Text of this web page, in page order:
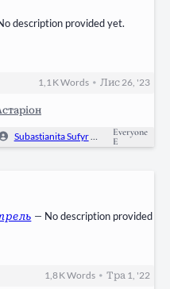
description provided yet.
1,1 KWords •Лис 26, '23
Subastianita Sufyr 0
Everyone
E
— No description provided
1,8 KWords •Тра 1, '22